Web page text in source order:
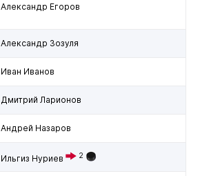
Александр Егоров
Александр Зозуля
Иван Иванов
Дмитрий Ларионов
Андрей Назаров
Ильгиз Нуриев 2